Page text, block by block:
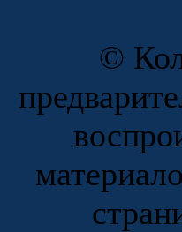
©